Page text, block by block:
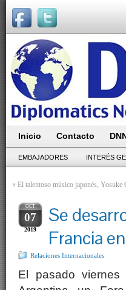
Inicio Contacto
EMBAJADORES INTERÉS
« El talentoso músico japonés,
OCT
07
2019
Se
Francia
Relaciones Internacionales
El pasado